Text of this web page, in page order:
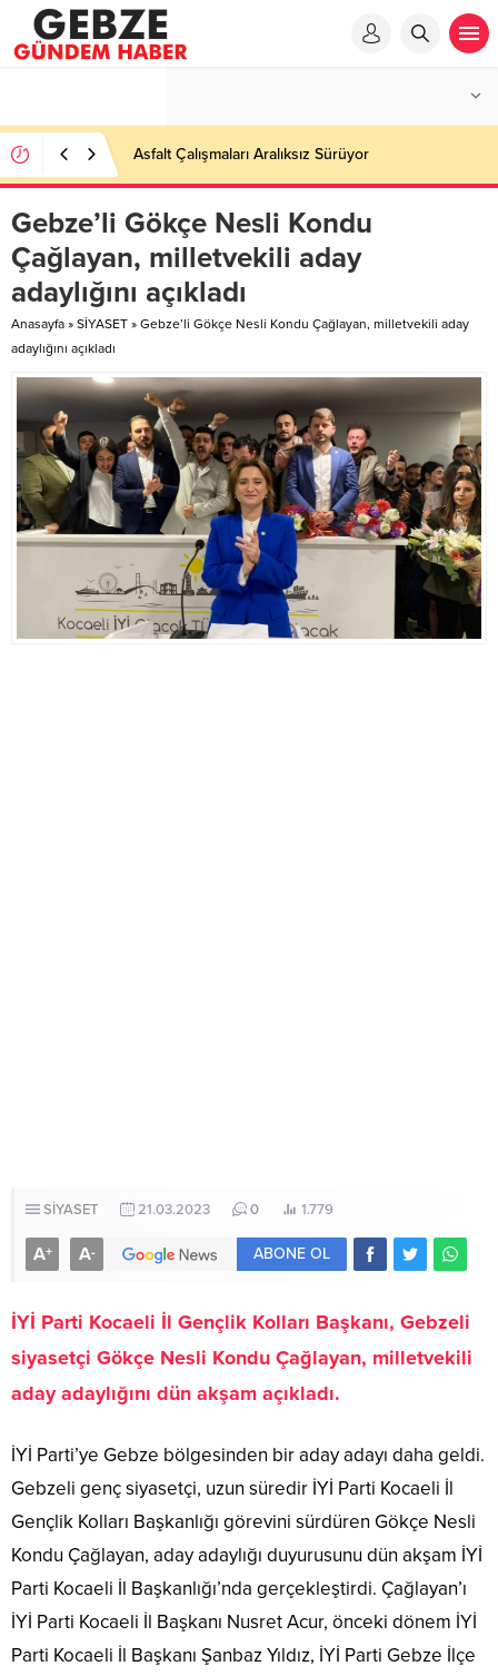
Asfalt Çalışmaları Aralıksız Sürüyor
Gebze’li Gökçe Nesli Kondu
Çağlayan, milletvekili aday
adaylığını açıkladı
Anasayfa » SİYASET » Gebze’li Gökçe Nesli Kondu Çağlayan, milletvekili aday
adaylığını açıkladı
SİYASET 21.03.2023 0 1.779
A+ A- ABONE OL
İYİ Parti Kocaeli İl Gençlik Kolları Başkanı, Gebzeli
siyasetçi Gökçe Nesli Kondu Çağlayan, milletvekili
aday adaylığını dün akşam açıkladı.
İYİ Parti’ye Gebze bölgesinden bir aday adayı daha geldi.
Gebzeli genç siyasetçi, uzun süredir İYİ Parti Kocaeli İl
Gençlik Kolları Başkanlığı görevini sürdüren Gökçe Nesli
Kondu Çağlayan, aday adaylığı duyurusunu dün akşam İYİ
Parti Kocaeli İl Başkanlığı’nda gerçekleştirdi. Çağlayan’ı
İYİ Parti Kocaeli İl Başkanı Nusret Acur, önceki dönem İYİ
Parti Kocaeli İl Başkanı Şanbaz Yıldız, İYİ Parti Gebze İlçe